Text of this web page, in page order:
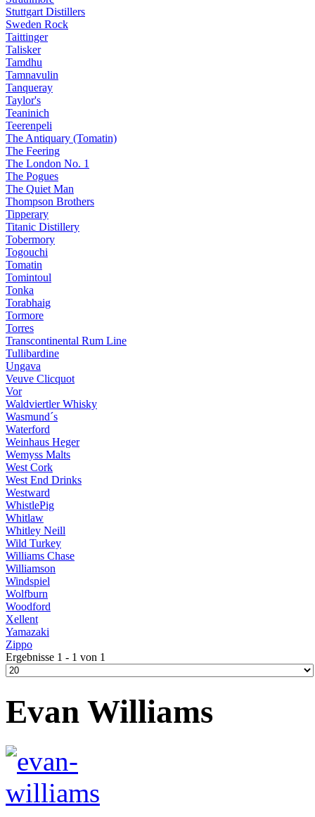
Stuttgart Distillers
Sweden Rock
Taittinger
Talisker
Tamdhu
Tamnavulin
Tanqueray
Taylor's
Teaninich
Teerenpeli
The Antiquary (Tomatin)
The Feering
The London No. 1
The Pogues
The Quiet Man
Thompson Brothers
Tipperary
Titanic Distillery
Tobermory
Togouchi
Tomatin
Tomintoul
Tonka
Torabhaig
Tormore
Torres
Transcontinental Rum Line
Tullibardine
Ungava
Veuve Clicquot
Vor
Waldviertler Whisky
Wasmund´s
Waterford
Weinhaus Heger
Wemyss Malts
West Cork
West End Drinks
Westward
WhistlePig
Whitlaw
Whitley Neill
Wild Turkey
Williams Chase
Williamson
Windspiel
Wolfburn
Woodford
Xellent
Yamazaki
Zippo
Ergebnisse 1 - 1 von 1
Evan Williams